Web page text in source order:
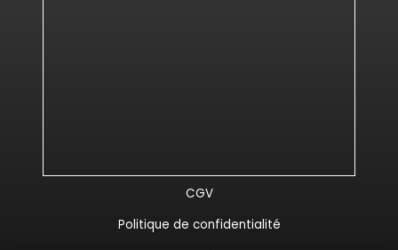
CGV
Politique de confidentialité